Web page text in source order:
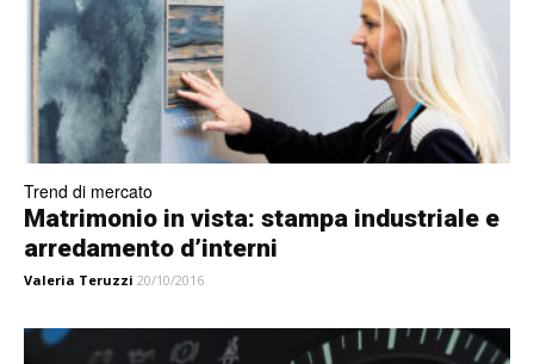
Trend di mercato
Matrimonio in vista: stampa industriale e
arredamento d’interni
Valeria Teruzzi 20/10/2016